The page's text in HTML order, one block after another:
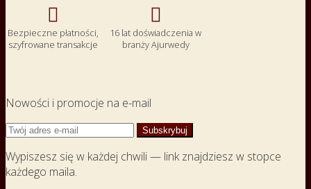

Bezpieczne płatności,
szyfrowane transakcje

16 lat doświadczenia w
branży Ajurwedy
Nowości i promocje na e-mail
Wypiszesz się w każdej chwili — link znajdziesz w stopce
każdego maila.